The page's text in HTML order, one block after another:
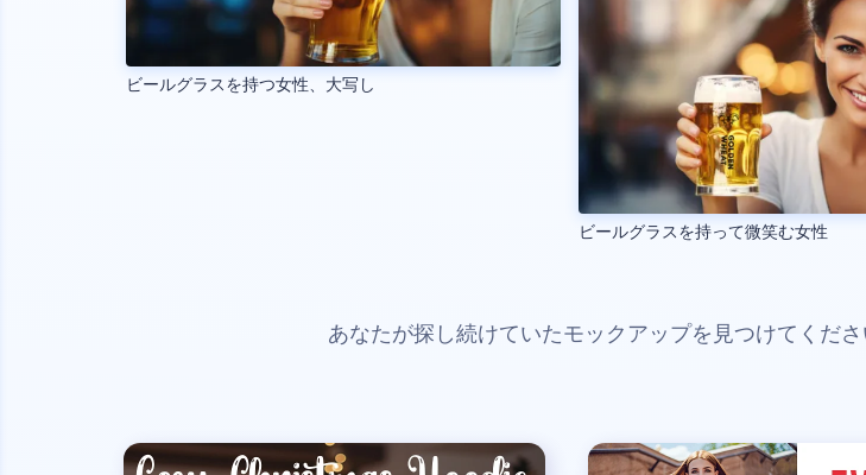
ビールグラスを持つ女性、大写し
ビールグラスを持って微笑む女性
あなたが探し続けていたモックアップを見つけてくだ